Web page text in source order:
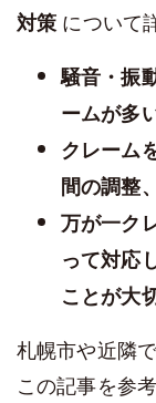
対策 について
騒音・振
ームが多
クレーム
間の調整
万が一ク
って対応
ことが大
札幌市や近隣
この記事を参